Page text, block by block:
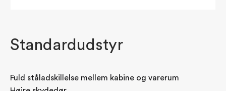
Standardudstyr
Fuld ståladskillelse mellem kabine og varerum